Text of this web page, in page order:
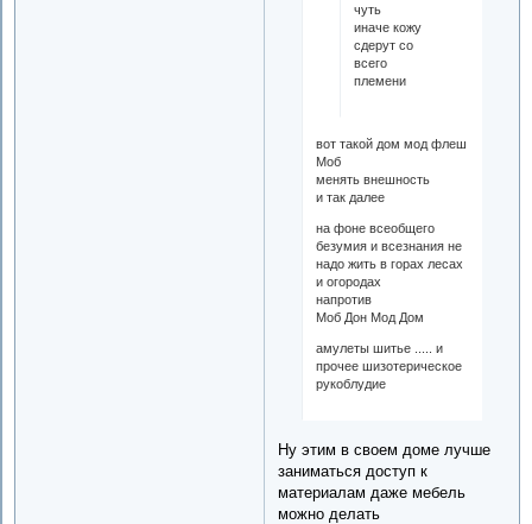
чуть
иначе кожу
сдерут со
всего
племени
вот такой дом мод флеш
Моб
менять внешность
и так далее
на фоне всеобщего
безумия и всезнания не
надо жить в горах лесах
и огородах
напротив
Моб Дон Мод Дом
амулеты шитье ..... и
прочее шизотерическое
рукоблудие
Ну этим в своем доме лучше
заниматься доступ к
материалам даже мебель
можно делать